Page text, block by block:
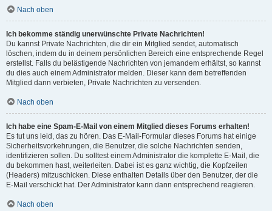
Nach oben
Ich bekomme ständig unerwünschte Private Nachrichten!
Du kannst Private Nachrichten, die dir ein Mitglied sendet, automatisch
löschen, indem du in deinem persönlichen Bereich eine entsprechende Regel
erstellst. Falls du belästigende Nachrichten von jemandem erhältst, so kannst
du dies auch einem Administrator melden. Dieser kann dem betreffenden
Mitglied dann verbieten, Private Nachrichten zu versenden.
Nach oben
Ich habe eine Spam-E-Mail von einem Mitglied dieses Forums erhalten!
Es tut uns leid, das zu hören. Das E-Mail-Formular dieses Forums hat einige
Sicherheitsvorkehrungen, die Benutzer, die solche Nachrichten senden,
identifizieren sollen. Du solltest einem Administrator die komplette E-Mail, die
du bekommen hast, weiterleiten. Dabei ist es ganz wichtig, die Kopfzeilen
(Headers) mitzuschicken. Diese enthalten Details über den Benutzer, der die
E-Mail verschickt hat. Der Administrator kann dann entsprechend reagieren.
Nach oben